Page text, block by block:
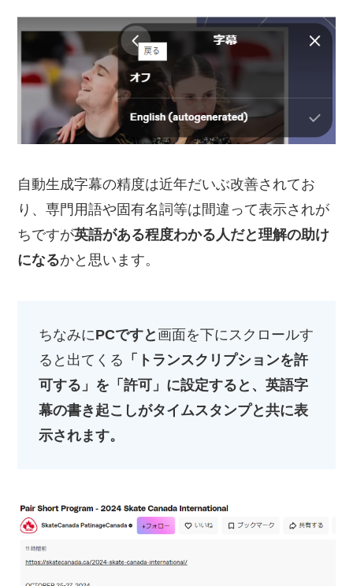
自動生成字幕の精度は近年だいぶ改善されてお
り、専門用語や固有名詞等は間違って表示されが
ちですが英語がある程度わかる人だと理解の助け
になるかと思います。
ちなみにPCですと 画面を下にスクロールす
ると出てくる 「トランスクリプションを許
可する」を「許可」に設定すると、英語字
幕の書き起こしがタイムスタンプと共に表
示されます。